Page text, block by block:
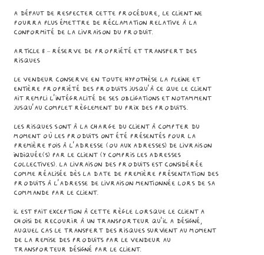
A défaut de respecter cette procédure, le Client ne
pourra plus émettre de réclamation relative à la
conformité de la livraison du Produit.
Article 8 – RÉSERVE DE PROPRIÉTÉ ET TRANSFERT DES
RISQUES
Le Vendeur conserve en toute hypothèse la pleine et
entière propriété des Produits jusqu’à ce que le Client
ait rempli l’intégralité de ses obligations et notamment
jusqu’au complet règlement du prix des Produits.
Les risques sont à la charge du Client à compter du
moment où les Produits ont été présentés pour la
première fois à l'adresse (ou aux adresses) de livraison
indiquée(s) par le Client (y compris les adresses
collectives). La livraison des Produits est considérée
comme réalisée dès la date de première présentation des
Produits à l’adresse de livraison mentionnée lors de sa
commande par le Client.
Il est fait exception à cette règle lorsque le Client a
choisi de recourir à un transporteur qu’il a désigné,
auquel cas le transfert des risques survient au moment
de la remise des Produits par le Vendeur au
transporteur désigné par le Client.